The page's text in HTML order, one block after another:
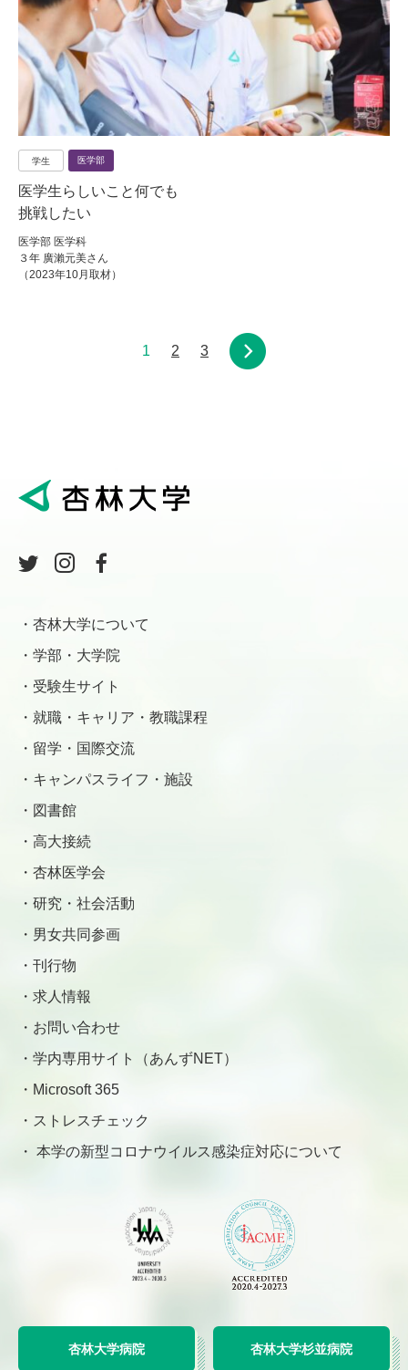
学生 医学部
医学生らしいこと何でも
挑戦したい
医学部 医学科
３年 廣瀨元美さん
（2023年10月取材）
1 2 3
杏林大学について
学部・大学院
受験生サイト
就職・キャリア・教職課程
留学・国際交流
キャンパスライフ・施設
図書館
高大接続
杏林医学会
研究・社会活動
男女共同参画
刊行物
求人情報
お問い合わせ
学内専用サイト（あんずNET）
Microsoft 365
ストレスチェック
本学の新型コロナウイルス感染症対応について
杏林大学病院 杏林大学杉並病院